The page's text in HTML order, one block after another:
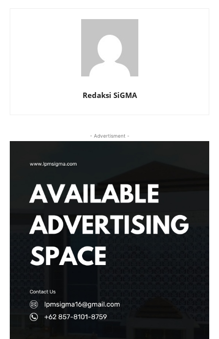
Redaksi SiGMA
- Advertisment -